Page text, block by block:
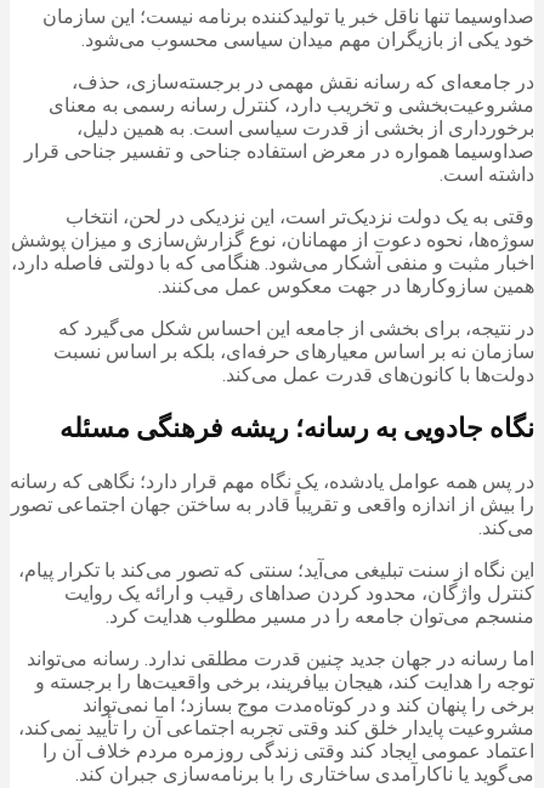
صداوسیما تنها ناقل خبر یا تولیدکننده برنامه نیست؛ این سازمان
خود یکی از بازیگران مهم میدان سیاسی محسوب می‌شود.
در جامعه‌ای که رسانه نقش مهمی در برجسته‌سازی، حذف،
مشروعیت‌بخشی و تخریب دارد، کنترل رسانه رسمی به معنای
برخورداری از بخشی از قدرت سیاسی است. به همین دلیل،
صداوسیما همواره در معرض استفاده جناحی و تفسیر جناحی قرار
داشته است.
وقتی به یک دولت نزدیک‌تر است، این نزدیکی در لحن، انتخاب
سوژه‌ها، نحوه دعوت از مهمانان، نوع گزارش‌سازی و میزان پوشش
اخبار مثبت و منفی آشکار می‌شود. هنگامی که با دولتی فاصله دارد،
همین سازوکارها در جهت معکوس عمل می‌کنند.
در نتیجه، برای بخشی از جامعه این احساس شکل می‌گیرد که
سازمان نه بر اساس معیارهای حرفه‌ای، بلکه بر اساس نسبت
دولت‌ها با کانون‌های قدرت عمل می‌کند.
نگاه جادویی به رسانه؛ ریشه فرهنگی مسئله
در پس همه عوامل یادشده، یک نگاه مهم قرار دارد؛ نگاهی که رسانه
را بیش از اندازه واقعی و تقریباً قادر به ساختن جهان اجتماعی تصور
می‌کند.
این نگاه از سنت تبلیغی می‌آید؛ سنتی که تصور می‌کند با تکرار پیام،
کنترل واژگان، محدود کردن صداهای رقیب و ارائه یک روایت
منسجم می‌توان جامعه را در مسیر مطلوب هدایت کرد.
اما رسانه در جهان جدید چنین قدرت مطلقی ندارد. رسانه می‌تواند
توجه را هدایت کند، هیجان بیافریند، برخی واقعیت‌ها را برجسته و
برخی را پنهان کند و در کوتاه‌مدت موج بسازد؛ اما نمی‌تواند
مشروعیت پایدار خلق کند وقتی تجربه اجتماعی آن را تأیید نمی‌کند،
اعتماد عمومی ایجاد کند وقتی زندگی روزمره مردم خلاف آن را
می‌گوید یا ناکارآمدی ساختاری را با برنامه‌سازی جبران کند.